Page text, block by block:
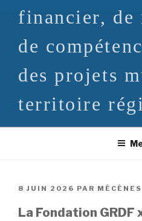
financier, de
de
des projets
territoire
PUBLIÉ
8 JUIN 2026 PAR
La Fondation GRDF